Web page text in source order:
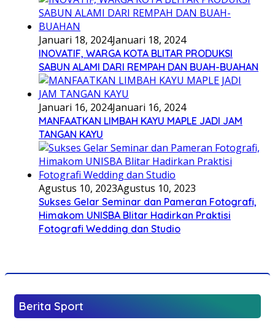
Januari 18, 2024Januari 18, 2024
INOVATIF, WARGA KOTA BLITAR PRODUKSI
SABUN ALAMI DARI REMPAH DAN BUAH-BUAHAN
Januari 16, 2024Januari 16, 2024
MANFAATKAN LIMBAH KAYU MAPLE JADI JAM
TANGAN KAYU
Agustus 10, 2023Agustus 10, 2023
Sukses Gelar Seminar dan Pameran Fotografi,
Himakom UNISBA Blitar Hadirkan Praktisi
Fotografi Wedding dan Studio
Berita Sport